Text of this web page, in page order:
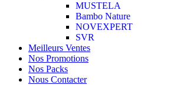
MUSTELA
Bambo Nature
NOVEXPERT
SVR
Meilleurs Ventes
Nos Promotions
Nos Packs
Nous Contacter